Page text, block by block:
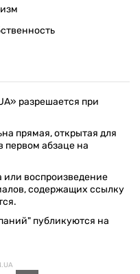
разрешается при
прямая, открытая для
первом абзаце на
или воспроизведение
содержащих ссылку
публикуются на